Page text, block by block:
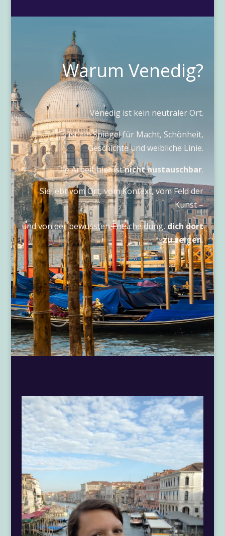
Warum Venedig?
Venedig ist kein neutraler Ort.
Es ist ein Spiegel für Macht, Schönheit,
Geschichte und weibliche Linie.
Die Arbeit hier istnicht austauschbar.
Sie lebt vom Ort, vom Kontext, vom Feld der
Kunst –
und von der bewussten Entscheidung,dich dort
zu zeigen.